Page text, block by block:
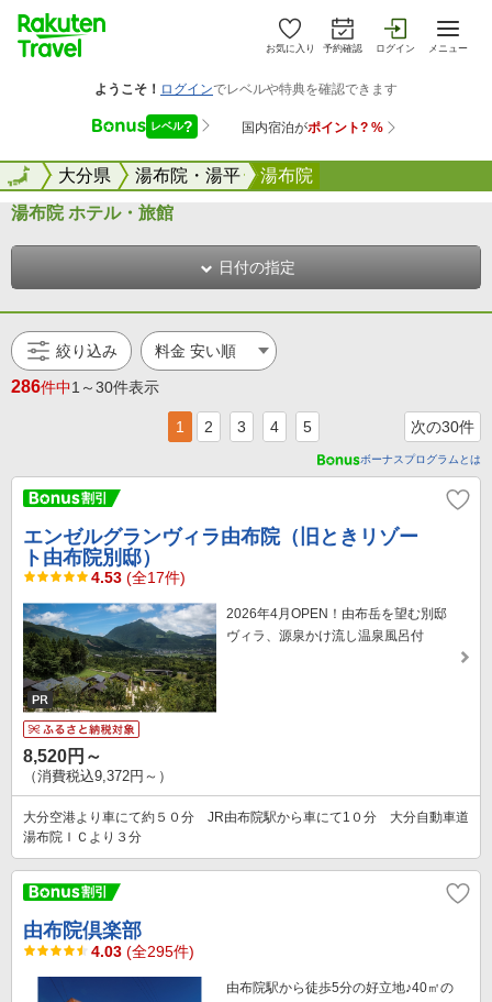
お気に入り 予約確認 ログイン メニュー
全国大分県 湯布院・湯平 湯布院
全国
湯布院 ホテル・旅館
日付の指定
絞り込み
286件中1～30件表示
1 2 3 4 5 次の30件
ボーナスプログラムとは
エンゼルグランヴィラ由布院（旧ときリゾー
ト由布院別邸）
4.53 (全17件)
2026年4月OPEN！由布岳を望む別邸
ヴィラ、源泉かけ流し温泉風呂付
8,520円～
（消費税込9,372円～）
大分空港より車にて約５０分 JR由布院駅から車にて1０分 大分自動車道
湯布院ＩＣより３分
由布院倶楽部
4.03 (全295件)
由布院駅から徒歩5分の好立地♪40㎡の